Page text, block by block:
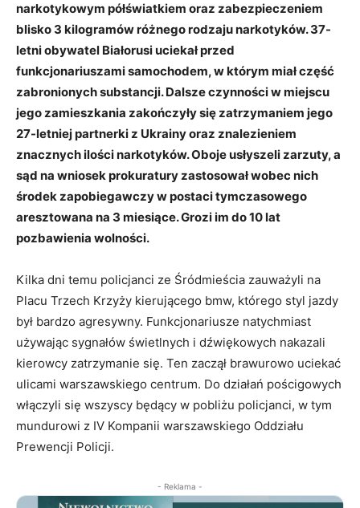
narkotykowym półświatkiem oraz zabezpieczeniem
blisko 3 kilogramów różnego rodzaju narkotyków. 37-
letni obywatel Białorusi uciekał przed
funkcjonariuszami samochodem, w którym miał część
zabronionych substancji. Dalsze czynności w miejscu
jego zamieszkania zakończyły się zatrzymaniem jego
27-letniej partnerki z Ukrainy oraz znalezieniem
znacznych ilości narkotyków. Oboje usłyszeli zarzuty, a
sąd na wniosek prokuratury zastosował wobec nich
środek zapobiegawczy w postaci tymczasowego
aresztowana na 3 miesiące. Grozi im do 10 lat
pozbawienia wolności.
Kilka dni temu policjanci ze Śródmieścia zauważyli na
Placu Trzech Krzyży kierującego bmw, którego styl jazdy
był bardzo agresywny. Funkcjonariusze natychmiast
używając sygnałów świetlnych i dźwiękowych nakazali
kierowcy zatrzymanie się. Ten zaczął brawurowo uciekać
ulicami warszawskiego centrum. Do działań pościgowych
włączyli się wszyscy będący w pobliżu policjanci, w tym
mundurowi z IV Kompanii warszawskiego Oddziału
Prewencji Policji.
- Reklama -